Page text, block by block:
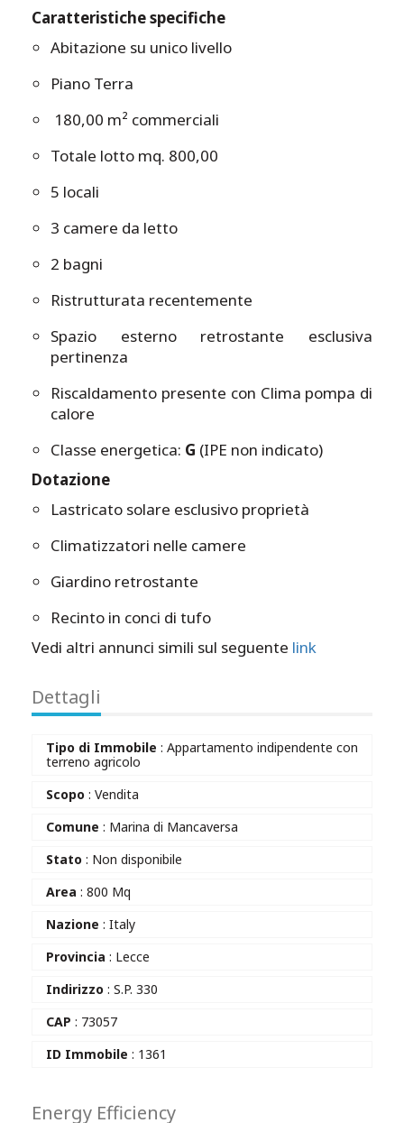
Caratteristiche specifiche
Abitazione su unico livello
Piano Terra
180,00 m² commerciali
Totale lotto mq. 800,00
5 locali
3 camere da letto
2 bagni
Ristrutturata recentemente
Spazio esterno retrostante esclusiva
pertinenza
Riscaldamento presente con Clima pompa di
calore
Classe energetica: G (IPE non indicato)
Dotazione
Lastricato solare esclusivo proprietà
Climatizzatori nelle camere
Giardino retrostante
Recinto in conci di tufo
Vedi altri annunci simili sul seguente link
Dettagli
Tipo di Immobile : Appartamento indipendente con
terreno agricolo
Scopo : Vendita
Comune : Marina di Mancaversa
Stato : Non disponibile
Area : 800 Mq
Nazione : Italy
Provincia : Lecce
Indirizzo : S.P. 330
CAP : 73057
ID Immobile : 1361
Energy Efficiency